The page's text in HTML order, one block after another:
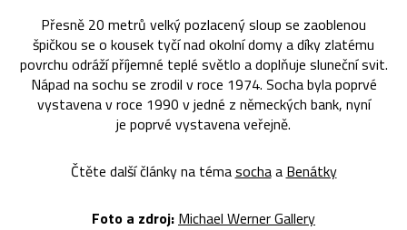
Přesně 20 metrů velký pozlacený sloup se zaoblenou
špičkou se o kousek tyčí nad okolní domy a díky zlatému
povrchu odráží příjemné teplé světlo a doplňuje sluneční svit.
Nápad na sochu se zrodil v roce 1974. Socha byla poprvé
vystavena v roce 1990 v jedné z německých bank, nyní
je poprvé vystavena veřejně.
Čtěte další články na témasochaa Benátky
Foto a zdroj: Michael Werner Gallery